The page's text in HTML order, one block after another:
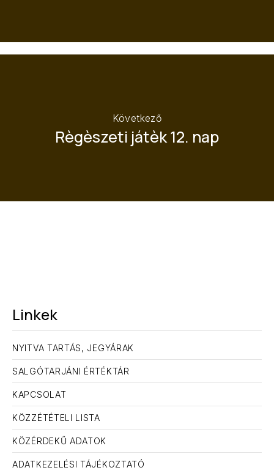
Következő
Règèszeti játèk 12. nap
Linkek
NYITVA TARTÁS, JEGYÁRAK
SALGÓTARJÁNI ÉRTÉKTÁR
KAPCSOLAT
KÖZZÉTÉTELI LISTA
KÖZÉRDEKŰ ADATOK
ADATKEZELÉSI TÁJÉKOZTATÓ